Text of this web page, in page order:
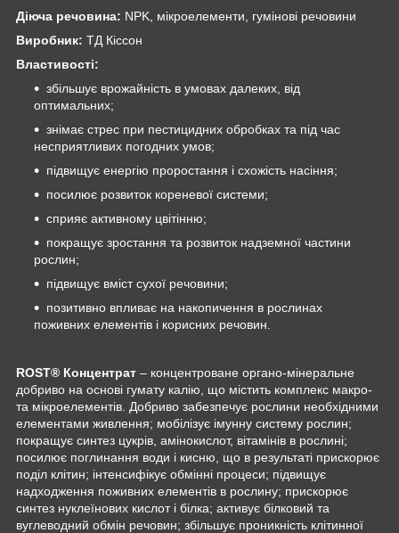
Діюча речовина: NPK, мікроелементи, гумінові речовини
Виробник: ТД Кіссон
Властивості:
збільшує врожайність в умовах далеких, від
оптимальних;
знімає стрес при пестицидних обробках та під час
несприятливих погодних умов;
підвищує енергію проростання і схожість насіння;
посилює розвиток кореневої системи;
сприяє активному цвітінню;
покращує зростання та розвиток надземної частини
рослин;
підвищує вміст сухої речовини;
позитивно впливає на накопичення в рослинах
поживних елементів і корисних речовин.
ROST® Концентрат – концентроване органо-мінеральне
добриво на основі гумату калію, що містить комплекс макро-
та мікроелементів. Добриво забезпечує рослини необхідними
елементами живлення; мобілізує імунну систему рослин;
покращує синтез цукрів, амінокислот, вітамінів в рослині;
посилює поглинання води і кисню, що в результаті прискорює
поділ клітин; інтенсифікує обмінні процеси; підвищує
надходження поживних елементів в рослину; прискорює
синтез нуклеїнових кислот і білка; активує білковий та
вуглеводний обмін речовин; збільшує проникність клітинної